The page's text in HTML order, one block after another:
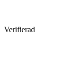
Verifierad